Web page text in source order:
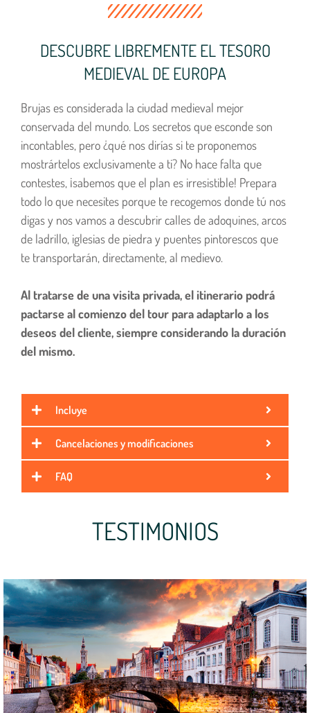
DESCUBRE LIBREMENTE EL TESORO
MEDIEVAL DE EUROPA
Brujas es considerada la ciudad medieval mejor
conservada del mundo. Los secretos que esconde son
incontables, pero ¿qué nos dirías si te proponemos
mostrártelos exclusivamente a ti? No hace falta que
contestes, ¡sabemos que el plan es irresistible! Prepara
todo lo que necesites porque te recogemos donde tú nos
digas y nos vamos a descubrir calles de adoquines, arcos
de ladrillo, iglesias de piedra y puentes pintorescos que
te transportarán, directamente, al medievo.
Al tratarse de una visita privada, el itinerario podrá
pactarse al comienzo del tour para adaptarlo a los
deseos del cliente, siempre considerando la duración
del mismo.
Incluye
Cancelaciones y modificaciones
FAQ
TESTIMONIOS